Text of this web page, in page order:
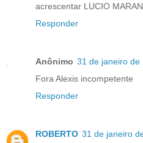
acrescentar LUCIO
Responder
Anônimo 31 de janeiro de
Fora Alexis incompetente
Responder
ROBERTO 31 de janeiro